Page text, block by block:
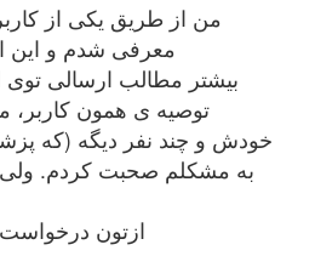
من از طریق یکی از
معرفی شدم و این
بیشتر مطالب ارسالی توی
توصیه ی همون کاربر،
خودش و چند نفر دیگه (که
به مشکلم صحبت کردم. ولی
ازتون درخواست